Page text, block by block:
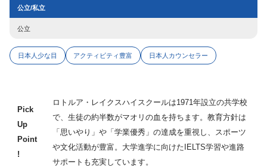
公立/私立
公立
日本人少な目 アクティビティ豊富 日本人カウンセラー
Pick
Up
Point
!
ロトルア・レイクスハイスクールは1971年設立の共学校
で、生徒の約半数がマオリの血を持ちます。教育方針は
「思いやり」や「学業優秀」の達成を重視し、スポーツ
や文化活動が豊富。大学進学に向けたIELTS学習や進路
サポートも充実しています。